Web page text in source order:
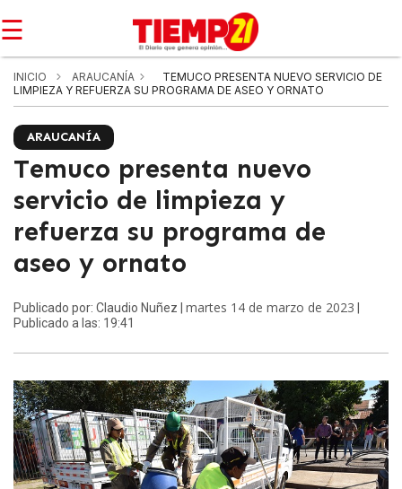
☰
INICIO ARAUCANÍA
TEMUCO PRESENTA NUEVO SERVICIO DE
LIMPIEZA Y REFUERZA SU PROGRAMA DE ASEO Y ORNATO
ARAUCANÍA
Temuco presenta nuevo
servicio de limpieza y
refuerza su programa de
aseo y ornato
Publicado por: Claudio Nuñez | martes 14 de marzo de 2023
Publicado a las: 19:41